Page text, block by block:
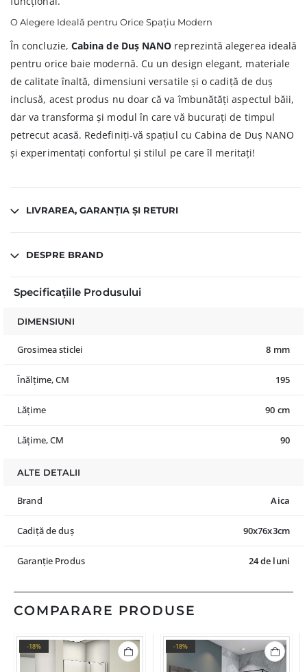
O Alegere Ideală pentru Orice Spațiu Modern
În concluzie, Cabina de Duș NANO reprezintă alegerea ideală
pentru orice baie modernă. Cu un design elegant, materiale
de calitate înaltă, dimensiuni versatile și o cadiță de duș
inclusă, acest produs nu doar că va îmbunătăți aspectul băii,
dar va transforma și modul în care vă bucurați de timpul
petrecut acasă. Redefiniți-vă spațiul cu Cabina de Duș NANO
și experimentați confortul și stilul pe care îl meritați!
LIVRAREA, GARANȚIA ȘI RETURI
DESPRE BRAND
Specificațiile Produsului
DIMENSIUNI
Grosimea sticlei 8 mm
Înălțime, CM 195
Lățime 90 cm
Lățime, CM 90
ALTE DETALII
Brand Aica
Cadiță de duș 90x76x3cm
Garanție Produs 24 de luni
COMPARARE PRODUSE
-18% -18%